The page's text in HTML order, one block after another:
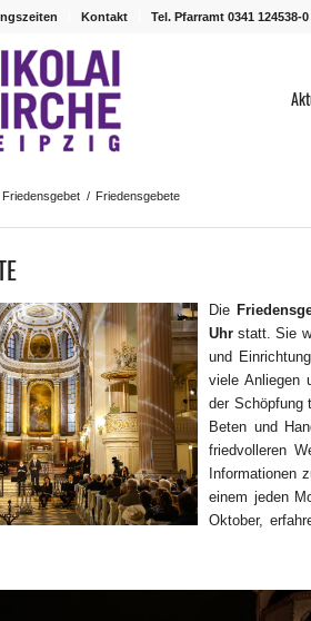
Kontakt Tel. Pfarramt 0341 124538-0
Friedensgebet / Friedensgebete
Die
Uhr statt. Sie
und
viele Anliegen
der Schöpfung
Beten und
friedvolleren
Informationen
einem jeden
Oktober,